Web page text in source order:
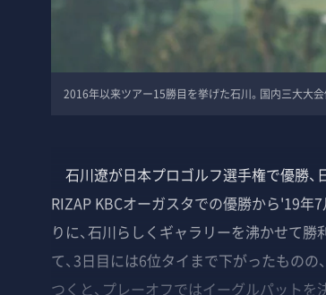
2016年以来ツアー15勝目を挙げた石川。国内三大大会
石川遼が日本プロゴルフ選手権で優勝、
RIZAP KBCオーガスタでの優勝から'19年
りに、石川らしくギャラリーを沸かせて
て、3日目には6位タイまで下がったもの
つくと、プレーオフではイーグルパット